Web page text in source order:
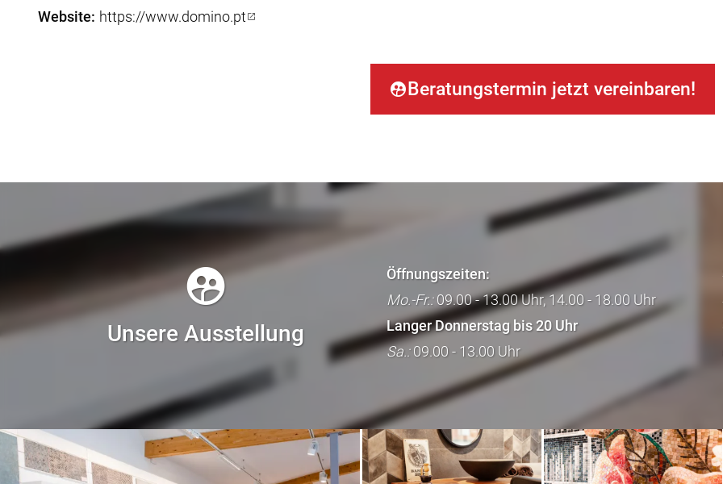
Website https://www.domino.pt
Beratungstermin jetzt vereinbaren!
Unsere Ausstellung
Öffnungszeiten:
Mo.-Fr.:09.00 - 13.00 Uhr, 14.00 - 18.00 Uhr
Langer Donnerstag bis 20 Uhr
Sa.:09.00 - 13.00 Uhr